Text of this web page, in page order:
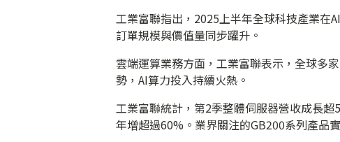
工業富聯指出，2025上半年全球科技產業在
訂單規模與價值量同步躍升。
雲端運算業務方面，工業富聯表示，全球多
勢，AI算力投入持續火熱。
工業富聯統計，第2季整體伺服器營收成長
年增超過60%。業界關注的GB200系列產品